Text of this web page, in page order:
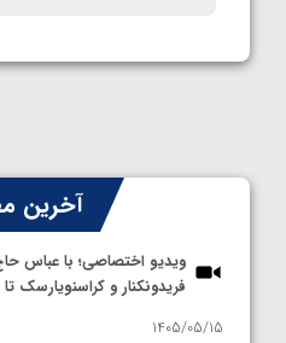
آخرین
ویدیو اختصاصی؛ با عباس
فریدونکنار و کراسنویارسک تا
1405/05/15